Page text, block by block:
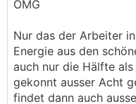
so schaut es bei
gehen, muss man
Züge Material aus
lassen. Wenn die
verkaufen, müssen
OMG
Nur das der Arbeiter
Energie aus den
auch nur die Hälfte
gekonnt ausser Acht
findet dann auch